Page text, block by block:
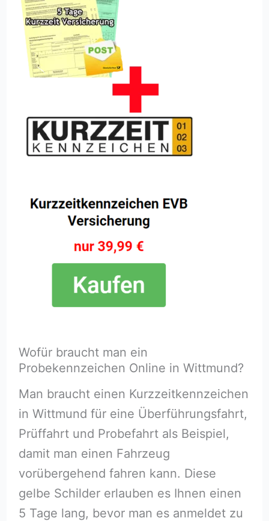
Wofür braucht man ein
Probekennzeichen Online in Wittmund?
Man braucht einen Kurzzeitkennzeichen
in Wittmund für eine Überführungsfahrt,
Prüffahrt und Probefahrt als Beispiel,
damit man einen Fahrzeug
vorübergehend fahren kann. Diese
gelbe Schilder erlauben es Ihnen einen
5 Tage lang, bevor man es anmeldet zu